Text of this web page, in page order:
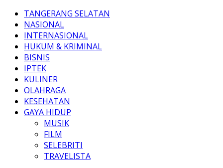
TANGERANG SELATAN
NASIONAL
INTERNASIONAL
HUKUM & KRIMINAL
BISNIS
IPTEK
KULINER
OLAHRAGA
KESEHATAN
GAYA HIDUP
MUSIK
FILM
SELEBRITI
TRAVELISTA